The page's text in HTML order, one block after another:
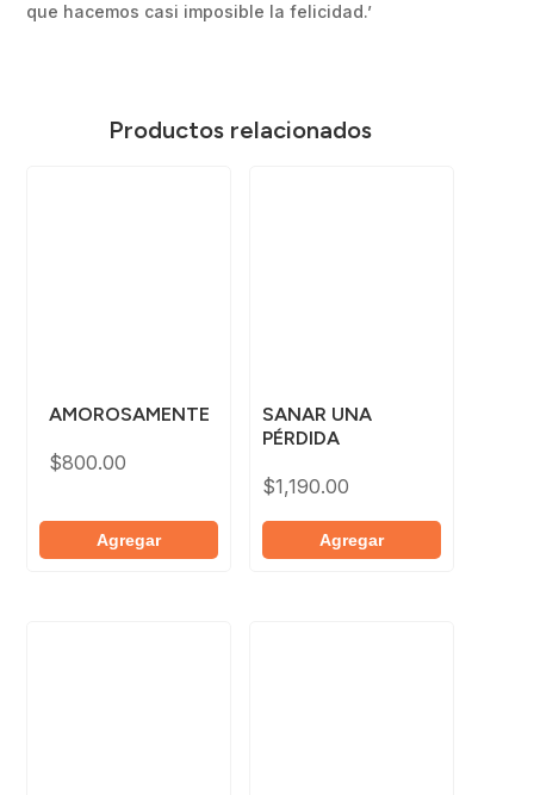
que hacemos casi imposible la felicidad.’
Productos relacionados
AMOROSAMENTE
$800.00
Agregar
SANAR UNA
PÉRDIDA
$1,190.00
Agregar